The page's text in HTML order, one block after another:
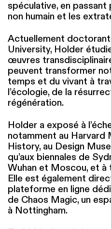
spéculative, en passant
non humain et les
Actuelle­ment
University, Holder
œuvres
peuvent transformer
temps et du vivant à
l’écologie, de la
régénération.
Holder a exposé à
notamment au Harvard
History, au Design
qu’aux biennales de
Wuhan et Moscou, et à
Elle est également
plateforme en ligne
de Chaos Magic, un
à Nottingham.